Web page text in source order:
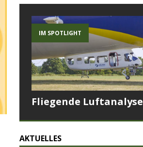
IM SPOTLIGHT
Fliegende Luftanalyse
AKTUELLES